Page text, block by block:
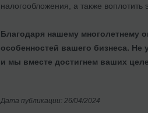
налогообложения, а также воплотить
Благодаря нашему многолетнему
особенностей вашего бизнеса.
и мы вместе достигнем ваших
Дата публикации: 26/04/2024